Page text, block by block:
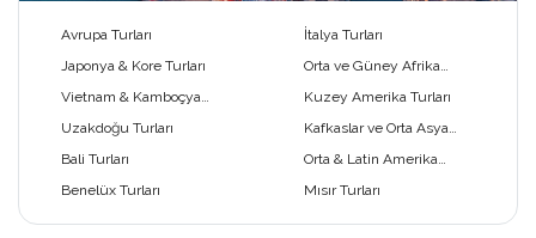
Avrupa Turları
İtalya Turları
Japonya & Kore Turları
Orta ve Güney Afrika
Vietnam & Kamboçya
Kuzey Amerika Turları
Uzakdoğu Turları
Kafkaslar ve Orta Asya
Bali Turları
Orta & Latin Amerika
Benelüx Turları Mısır Turları